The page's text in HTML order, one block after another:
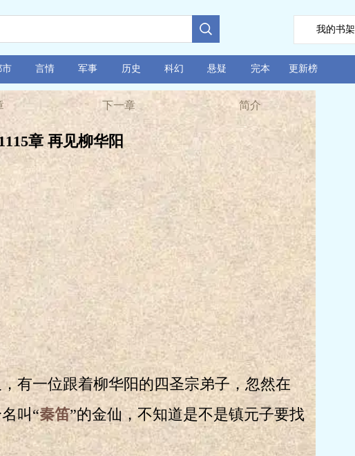
我的书架
市 言情 军事 历史 科幻 悬疑 完本 更新榜
下一章 简介
章 再见柳华阳
一位跟着柳华阳的四圣宗弟子，忽然在
叫“秦笛”的金仙，不知道是不是镇元子要找